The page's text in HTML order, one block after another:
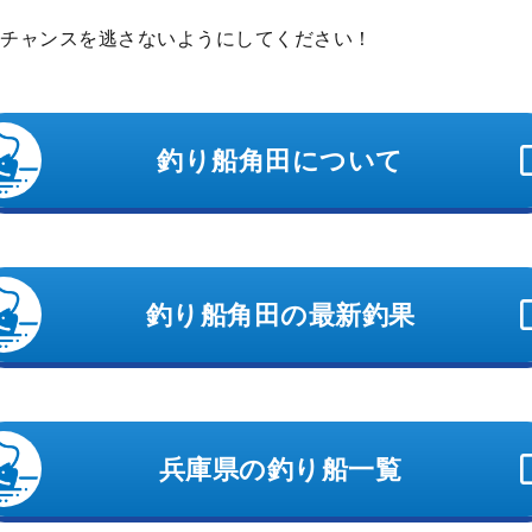
ャンスを逃さないようにしてください！
釣り船角田について
釣り船角田の最新釣果
兵庫県の釣り船一覧